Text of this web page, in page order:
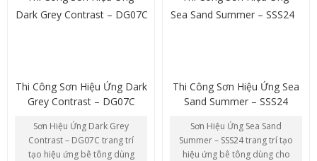
Thi Công Sơn Hiệu Ứng Dark
Grey Contrast – DG07C
Sơn Hiệu Ứng Dark Grey
Contrast – DG07C trang trí
tạo hiệu ứng bê tông dùng
Thi Công Sơn Hiệu Ứng Sea
Sand Summer – SSS24
Sơn Hiệu Ứng Sea Sand
Summer – SSS24 trang trí tạo
hiệu ứng bê tông dùng cho